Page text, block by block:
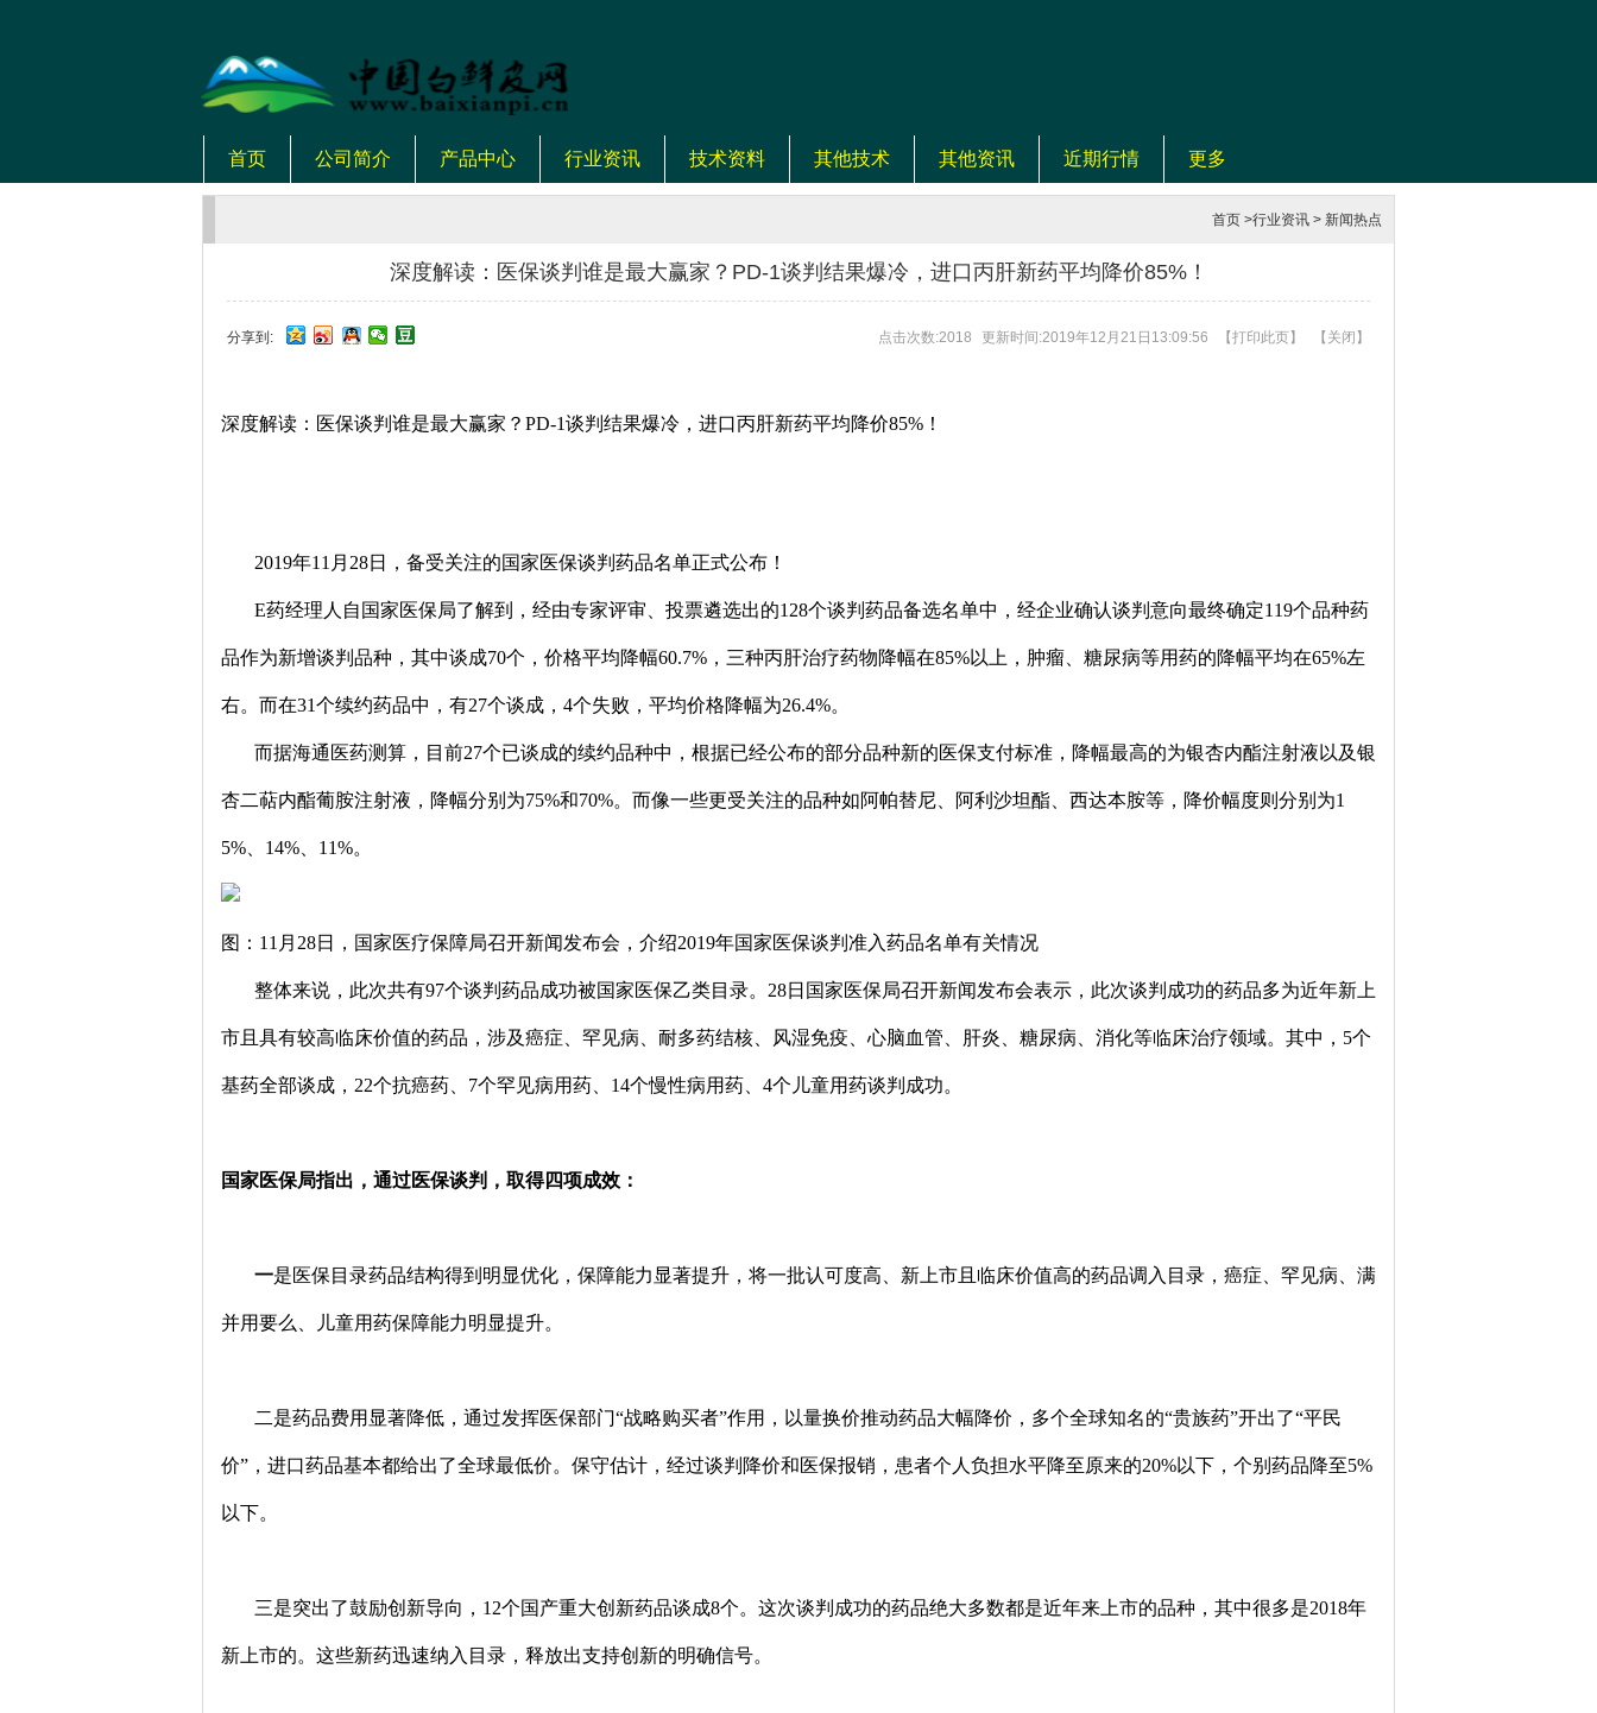
首页 公司简介 产品中心 行业资讯 技术资料 其他技术 其他资讯 近期行情 更多
首页 >行业资讯 > 新闻热点
深度解读：医保谈判谁是最大赢家？PD-1谈判结果爆冷，进口丙肝新药平均降价85%！
分享到: 点击次数:2018 更新时间:2019年12月21日13:09:56 【打印此页】 【 关闭 】
深度解读：医保谈判谁是最大赢家？PD-1谈判结果爆冷，进口丙肝新药平均降价85%！
2019年11月28日，备受关注的国家医保谈判药品名单正式公布！
E药经理人自国家医保局了解到，经由专家评审、投票遴选出的128个谈判药品备选名单中，经企业确认谈判意向最终确定119个品种药
品作为新增谈判品种，其中谈成70个，价格平均降幅60.7%，三种丙肝治疗药物降幅在85%以上，肿瘤、糖尿病等用药的降幅平均在65%左
右。而在31个续约药品中，有27个谈成，4个失败，平均价格降幅为26.4%。
而据海通医药测算，目前27个已谈成的续约品种中，根据已经公布的部分品种新的医保支付标准，降幅最高的为银杏内酯注射液以及银
杏二萜内酯葡胺注射液，降幅分别为75%和70%。而像一些更受关注的品种如阿帕替尼、阿利沙坦酯、西达本胺等，降价幅度则分别为1
5%、14%、11%。
图：11月28日，国家医疗保障局召开新闻发布会，介绍2019年国家医保谈判准入药品名单有关情况
整体来说，此次共有97个谈判药品成功被国家医保乙类目录。28日国家医保局召开新闻发布会表示，此次谈判成功的药品多为近年新上
市且具有较高临床价值的药品，涉及癌症、罕见病、耐多药结核、风湿免疫、心脑血管、肝炎、糖尿病、消化等临床治疗领域。其中，5个
基药全部谈成，22个抗癌药、7个罕见病用药、14个慢性病用药、4个儿童用药谈判成功。
国家医保局指出，通过医保谈判，取得四项成效：
一是医保目录药品结构得到明显优化，保障能力显著提升，将一批认可度高、新上市且临床价值高的药品调入目录，癌症、罕见病、满
并用要么、儿童用药保障能力明显提升。
二是药品费用显著降低，通过发挥医保部门“战略购买者”作用，以量换价推动药品大幅降价，多个全球知名的“贵族药”开出了“平民
价”，进口药品基本都给出了全球最低价。保守估计，经过谈判降价和医保报销，患者个人负担水平降至原来的20%以下，个别药品降至5%
以下。
三是突出了鼓励创新导向，12个国产重大创新药品谈成8个。这次谈判成功的药品绝大多数都是近年来上市的品种，其中很多是2018年
新上市的。这些新药迅速纳入目录，释放出支持创新的明确信号。